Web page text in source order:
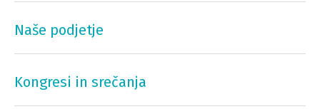
Naše podjetje
Kongresi in srečanja